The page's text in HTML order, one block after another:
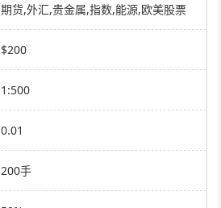
期货,外汇,贵金属,指数,能源,欧美股票
$200
1:500
0.01
200手